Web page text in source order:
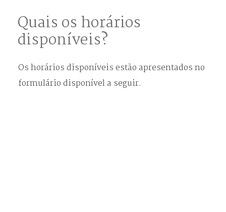
Os horários disponíveis estão apresentados no
formulário disponível a seguir.
Quais os horários
disponíveis?